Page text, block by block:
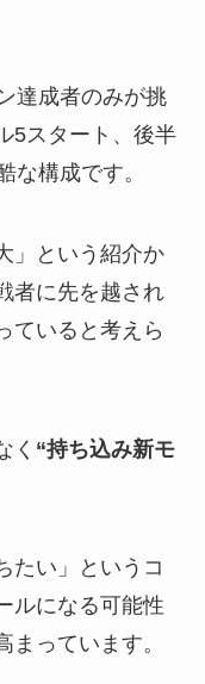
達成者のみが挑
5スタート、後半
な構成です。
」という紹介か
者に先を越され
ていると考えら
く “持ち込み新モ
たい」というコ
ルになる可能性
っています。